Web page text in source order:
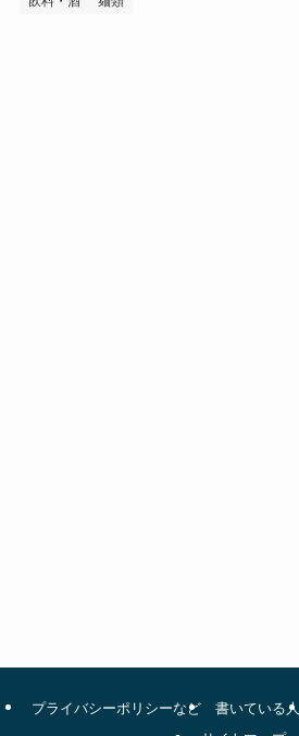
プライバシーポリシーなど 書いている人